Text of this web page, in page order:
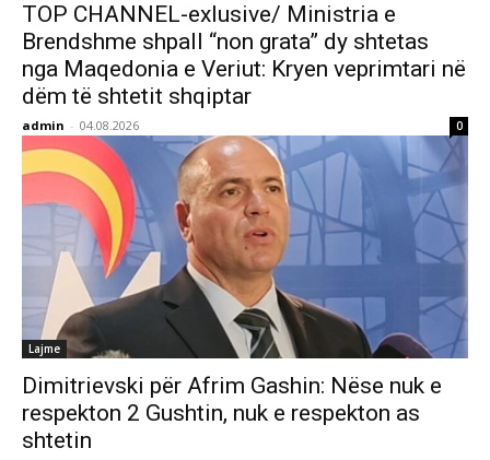
TOP CHANNEL-exlusive/ Ministria e
Brendshme shpall “non grata” dy shtetas
nga Maqedonia e Veriut: Kryen veprimtari në
dëm të shtetit shqiptar
admin - 04.08.2026 0
Lajme
Dimitrievski për Afrim Gashin: Nëse nuk e
respekton 2 Gushtin, nuk e respekton as
shtetin